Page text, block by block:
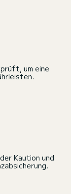
um eine
Kaution und